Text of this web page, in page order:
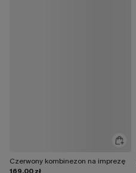
Czerwony kombinezon na imprezę